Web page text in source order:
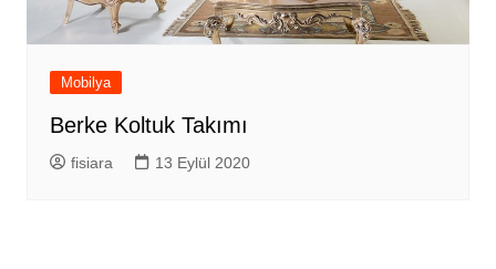
Mobilya
Berke Koltuk Takımı
fisiara 13 Eylül 2020